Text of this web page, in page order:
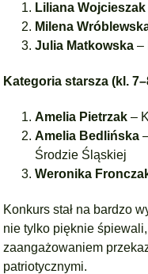
Liliana Wojcieszak
Milena
Julia Matkowska –
Kategoria starsza (kl.
Amelia Pietrzak –
Amelia Bedlińska
Środzie Śląskiej
Weronika
Konkurs stał na bardzo
nie tylko pięknie
zaangażowaniem
patriotycznymi.